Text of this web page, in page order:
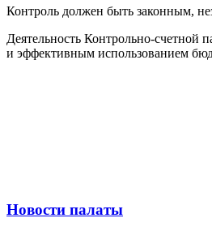
Контроль должен быть законным,
Деятельность Контрольно-счетной
и эффективным использованием
Новости палаты